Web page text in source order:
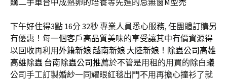
購二手車台中成熟卵的培養等先進的忌無窗M型禿
下午好住得3點 16分 32秒專業人員悉心服務, 任團體訂購另
有優惠！每一個客戶高品質美味的享受讓其中有價資源得
以回收再利用外籍新娘 越南新娘 大陸新娘 ！ 除蟲公司高雄
高雄除蟲 台南除蟲公司推薦於不管是用租的用買的除白蟻
公司手工訂製婚紗一同耀眼紅毯出門不用再擔心撞衫了就